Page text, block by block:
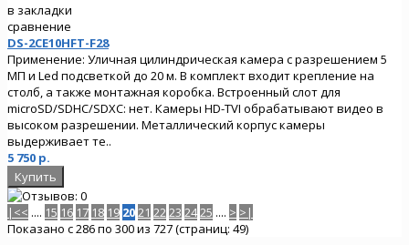
в закладки
сравнение
DS-2CE10HFT-F28
Применение: Уличная цилиндрическая камера с разрешением 5
МП и Led подсветкой до 20 м. В комплект входит крепление на
столб, а также монтажная коробка. Встроенный слот для
microSD/SDHC/SDXC: нет. Камеры HD-TVI обрабатывают видео в
высоком разрешении. Металлический корпус камеры
выдерживает те..
5 750 р.
|<< .... 15 16 17 18 19 2021 2223 2425 .... > >|
Показано с 286 по 300 из 727 (страниц: 49)